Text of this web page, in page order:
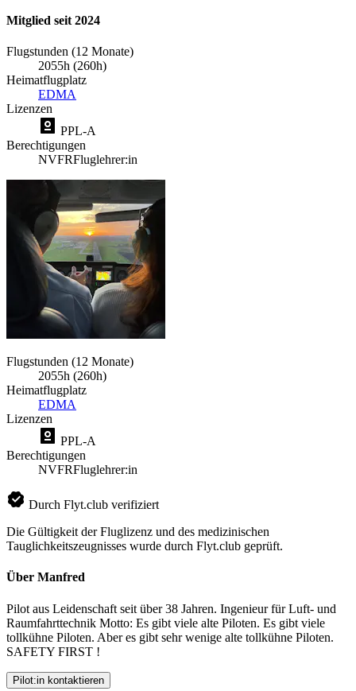
Mitglied seit 2024
Flugstunden (12 Monate)
2055h (260h)
Heimatflugplatz
EDMA
Lizenzen
PPL-A
Berechtigungen
NVFRFluglehrer:in
Flugstunden (12 Monate)
2055h (260h)
Heimatflugplatz
EDMA
Lizenzen
PPL-A
Berechtigungen
NVFRFluglehrer:in
Durch Flyt.club verifiziert
Die Gültigkeit der Fluglizenz und des medizinischen
Tauglichkeitszeugnisses wurde durch Flyt.club geprüft.
Über Manfred
Pilot aus Leidenschaft seit über 38 Jahren. Ingenieur für Luft- und
Raumfahrttechnik Motto: Es gibt viele alte Piloten. Es gibt viele
tollkühne Piloten. Aber es gibt sehr wenige alte tollkühne Piloten.
SAFETY FIRST !
Pilot:in kontaktieren